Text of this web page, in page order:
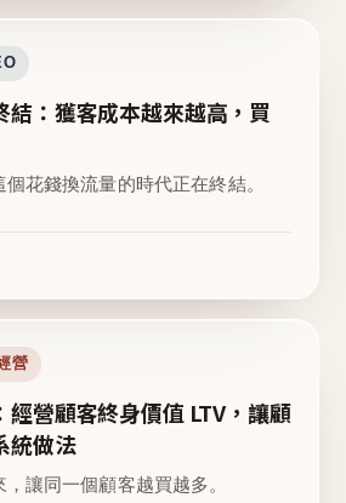
結：獲客成本越來越高，買
花錢換流量的時代正在終結。
營
經營顧客終身價值 LTV，讓顧
統做法
讓同一個顧客越買越多。